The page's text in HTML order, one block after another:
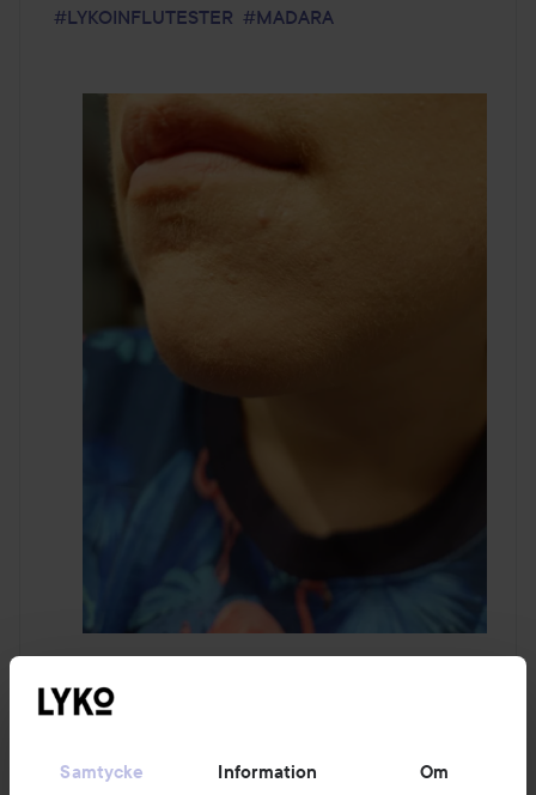
Samtycke Information Om
#LYKOINFLUTESTER #MADARA